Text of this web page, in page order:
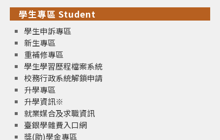
學生專區 Student
學生申訴專區
新生專區
重補修專區
學生學習歷程檔案系統
校務行政系統解鎖申請
升學專區
升學資訊※
就業媒合及求職資訊
臺銀學雜費入口網
獎(助)學金專區